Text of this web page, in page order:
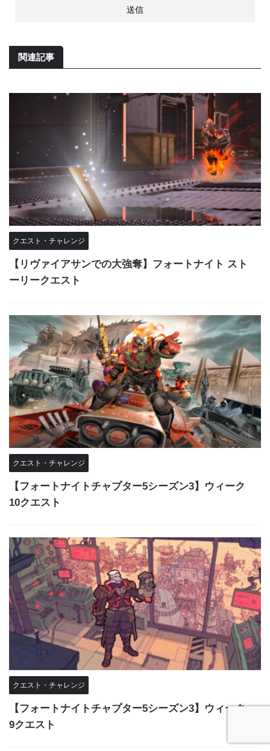
関連記事
クエスト・チャレンジ
【リヴァイアサンでの大強奪】フォートナイト スト
ーリークエスト
クエスト・チャレンジ
【フォートナイトチャプター5シーズン3】ウィーク
10クエスト
クエスト・チャレンジ
【フォートナイトチャプター5シーズン3】ウィーク
9クエスト